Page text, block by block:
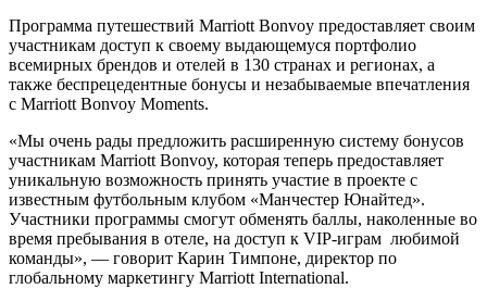
Программа путешествий Marriott Bonvoy предоставляет своим
участникам доступ к своему выдающемуся портфолио
всемирных брендов и отелей в 130 странах и регионах, а
также беспрецедентные бонусы и незабываемые впечатления
с Marriott Bonvoy Moments.
«Мы очень рады предложить расширенную систему бонусов
участникам Marriott Bonvoy, которая теперь предоставляет
уникальную возможность принять участие в проекте с
известным футбольным клубом «Манчестер Юнайтед».
Участники программы смогут обменять баллы, наколенные во
время пребывания в отеле, на доступ к VIP-играм любимой
команды», — говорит Карин Тимпоне, директор по
глобальному маркетингу Marriott International.